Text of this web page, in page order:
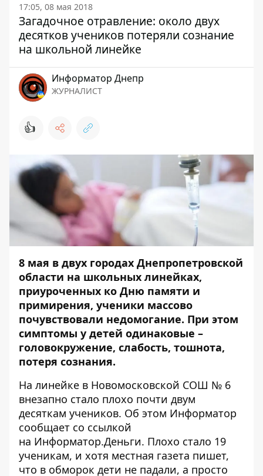
17:05, 08 мая 2018
Загадочное отравление: около двух
десятков учеников потеряли сознание
на школьной линейке
Информатор Днепр
ЖУРНАЛИСТ
👍
8 мая в двух городах Днепропетровской
области на школьных линейках,
приуроченных ко Дню памяти и
примирения, ученики массово
почувствовали недомогание. При этом
симптомы у детей одинаковые –
головокружение, слабость, тошнота,
потеря сознания.
На линейке в Новомосковской СОШ № 6
внезапно стало плохо почти двум
десяткам учеников. Об этом Информатор
сообщает со ссылкой
на Информатор.Деньги. Плохо стало 19
ученикам, и хотя местная газета пишет,
что в обморок дети не падали, а просто